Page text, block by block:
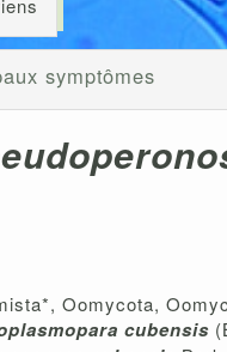
symptômes
Oomycota,
cubensis